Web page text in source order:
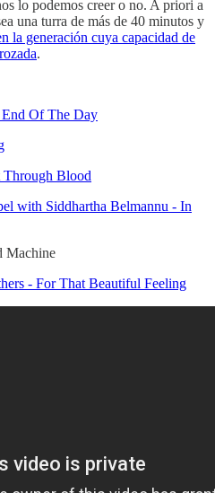
lo podemos creer o no. A priori a
una turra de más de 40 minutos y
la generación cuya capacidad de
.
Of The Day
Blood
with Siddhartha Belmannu - In
Machine
- For That Beautiful Feeling